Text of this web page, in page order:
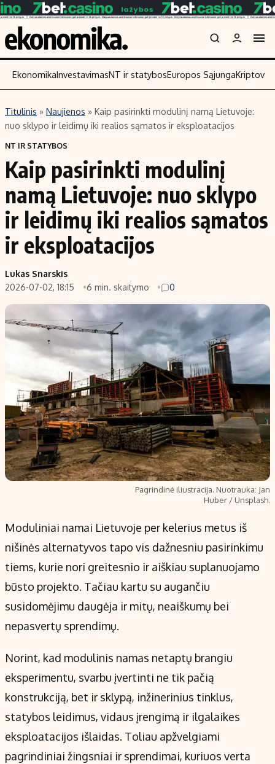
Turinys
Naujienos
Aplinka
Verslas
Energetika
Ekonomika
Politika
NT ir statybos
Skaitykite
Įmonės
Technologijos
Laisvalaikis
Investavimas
Akcijų rinka
Saulės elektrinės
Kriptovaliutos
Infliacija
Migracija
Nedarbo išmokos skaičiuoklė
Indėliai
Indėlių skaičiuoklė
Būsto finansai
Įdomios naujienos
Redakcija
Apie mus
Kontaktai
Regionų naujienos
Indėlių palūkanos
EkonomikaInvestavimasNT ir statybosEuropos Sąjunga
Titulinis » Naujienos » Kaip pasirinkti modulinį namą Lietuvoje:
nuo sklypo ir leidimų iki realios sąmatos ir eksploatacijos
NT IR STATYBOS
Kaip pasirinkti modulinį
namą Lietuvoje: nuo sklypo
ir leidimų iki realios sąmatos
ir eksploatacijos
Lukas Snarskis
2026-07-02, 18:15
6 min. skaitymo 0
Pagrindinė iliustracija. Nuotrauka: Jan
Huber / Unsplash.
Moduliniai namai Lietuvoje per kelerius metus iš
nišinės alternatyvos tapo vis dažnesniu pasirinkimu
tiems, kurie nori greitesnio ir aiškiau suplanuojamo
būsto projekto. Tačiau kartu su augančiu
susidomėjimu daugėja ir mitų, neaiškumų bei
nepasvertų sprendimų.
Norint, kad modulinis namas netaptų brangiu
eksperimentu, svarbu įvertinti ne tik pačią
konstrukciją, bet ir sklypą, inžinerinius tinklus,
statybos leidimus, vidaus įrengimą ir ilgalaikes
eksploatacijos išlaidas. Toliau apžvelgiami
pagrindiniai žingsniai ir sprendimai, kuriuos verta